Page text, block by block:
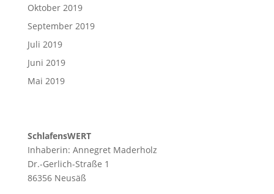
Oktober 2019
September 2019
Juli 2019
Juni 2019
Mai 2019
SchlafensWERT
Inhaberin: Annegret Maderholz
Dr.-Gerlich-Straße 1
86356 Neusäß